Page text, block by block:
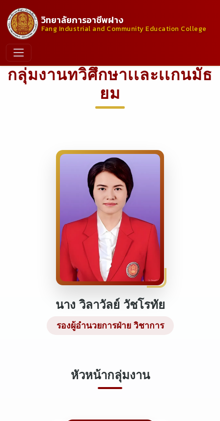
วิทยาลัยการอาชีพฝาง
Fang Industrial and Community Education College
กลุ่มงานทวิศึกษาเเละเเกนมัธ
ยม
นาง วิลาวัลย์ วัชโรทัย
รองผู้อำนวยการฝ่าย วิชาการ
หัวหน้ากลุ่มงาน